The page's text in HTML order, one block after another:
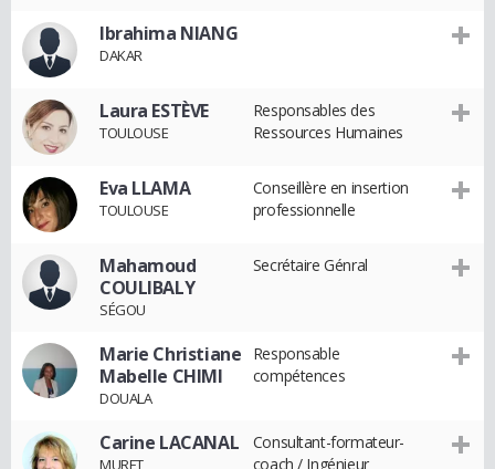
Ibrahima NIANG
DAKAR
Laura ESTÈVE
TOULOUSE
Responsables des
Ressources Humaines
Eva LLAMA
TOULOUSE
Conseillère en insertion
professionnelle
Mahamoud
COULIBALY
SÉGOU
Secrétaire Génral
Marie Christiane
Mabelle CHIMI
DOUALA
Responsable
compétences
Carine LACANAL
MURET
Consultant-formateur-
coach / Ingénieur